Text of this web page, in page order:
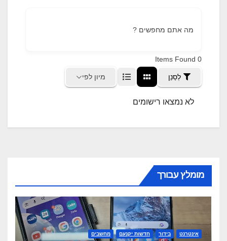
מה אתם מחפשים ?
0
לְסַנֵן מיון לפי
לא נמצאו רישומים
מומלץ עבורך
אינטרנט בידור חדשות יקנעם מחשבים